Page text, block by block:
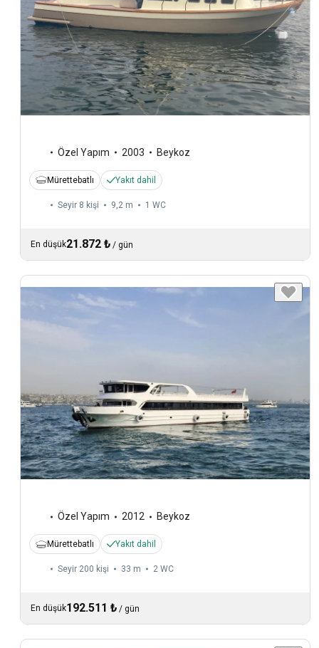
Özel Yapım 2003 Beykoz
Mürettebatlı Yakıt dahil
Seyir 8 kişi 9,2 m 1 WC
En düşük21.872 ₺ / gün
Özel Yapım 2012 Beykoz
Mürettebatlı Yakıt dahil
Seyir 200 kişi 33 m 2 WC
En düşük192.511 ₺ / gün